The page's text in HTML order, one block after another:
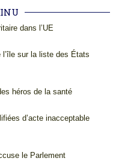
dans l’UE
l’île sur la liste des États
héros de la santé
d’acte inacceptable
le Parlement